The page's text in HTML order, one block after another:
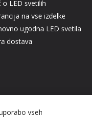
o LED svetilih
na vse izdelke
ugodna LED svetila
dostava
vseh